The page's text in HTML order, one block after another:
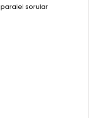
paralel sorular